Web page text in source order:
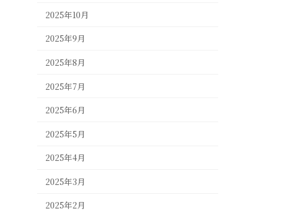
2025年10月
2025年9月
2025年8月
2025年7月
2025年6月
2025年5月
2025年4月
2025年3月
2025年2月